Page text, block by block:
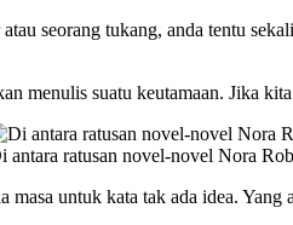
seorang tukang, anda tentu
menulis suatu keutamaan. Jika
antara ratusan novel-novel Nora
masa untuk kata tak ada idea. Yang